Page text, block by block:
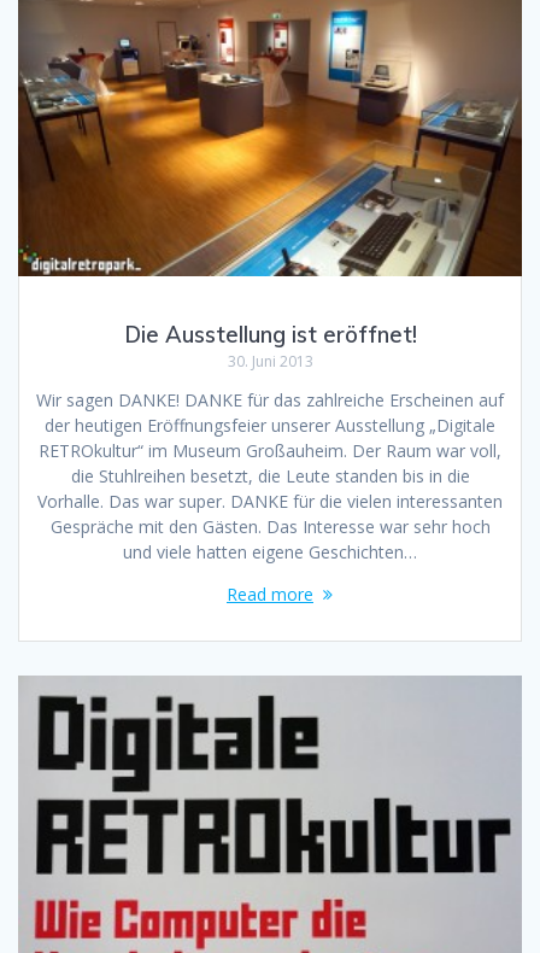
Die Ausstellung ist eröffnet!
30. Juni 2013
Wir sagen DANKE! DANKE für das zahlreiche Erscheinen auf
der heutigen Eröffnungsfeier unserer Ausstellung „Digitale
RETROkultur“ im Museum Großauheim. Der Raum war voll,
die Stuhlreihen besetzt, die Leute standen bis in die
Vorhalle. Das war super. DANKE für die vielen interessanten
Gespräche mit den Gästen. Das Interesse war sehr hoch
und viele hatten eigene Geschichten…
Read more